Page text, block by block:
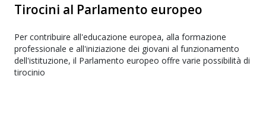
Tirocini al Parlamento europeo
Per contribuire all'educazione europea, alla formazione
professionale e all'iniziazione dei giovani al funzionamento
dell'istituzione, il Parlamento europeo offre varie possibilità di
tirocinio